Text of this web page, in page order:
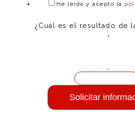
He leído y acepto la
¿Cuál es el resultado de
*
=
Solicitar